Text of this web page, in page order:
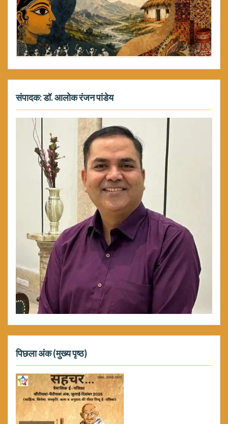
संपादक: डॉ. आलोक रंजन पांडेय
पिछला अंक (मुख्य पृष्ठ)